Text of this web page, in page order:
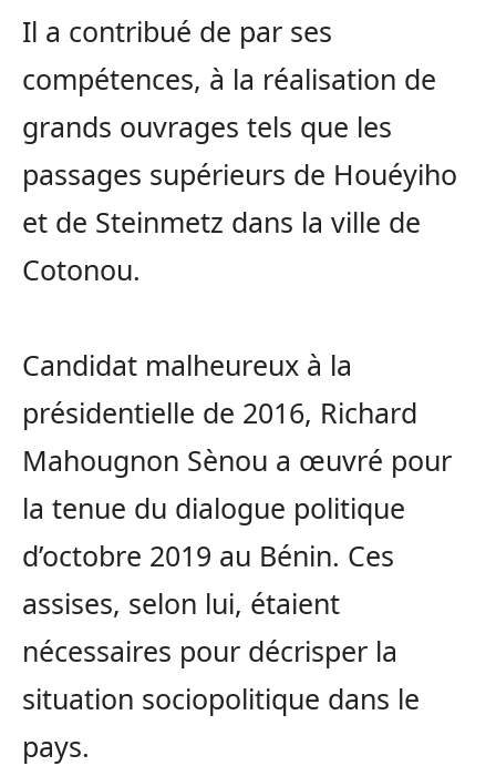
Il a contribué de par ses
compétences, à la réalisation de
grands ouvrages tels que les
passages supérieurs de Houéyiho
et de Steinmetz dans la ville de
Cotonou.
Candidat malheureux à la
présidentielle de 2016, Richard
Mahougnon Sènou a œuvré pour
la tenue du dialogue politique
d’octobre 2019 au Bénin. Ces
assises, selon lui, étaient
nécessaires pour décrisper la
situation sociopolitique dans le
pays.